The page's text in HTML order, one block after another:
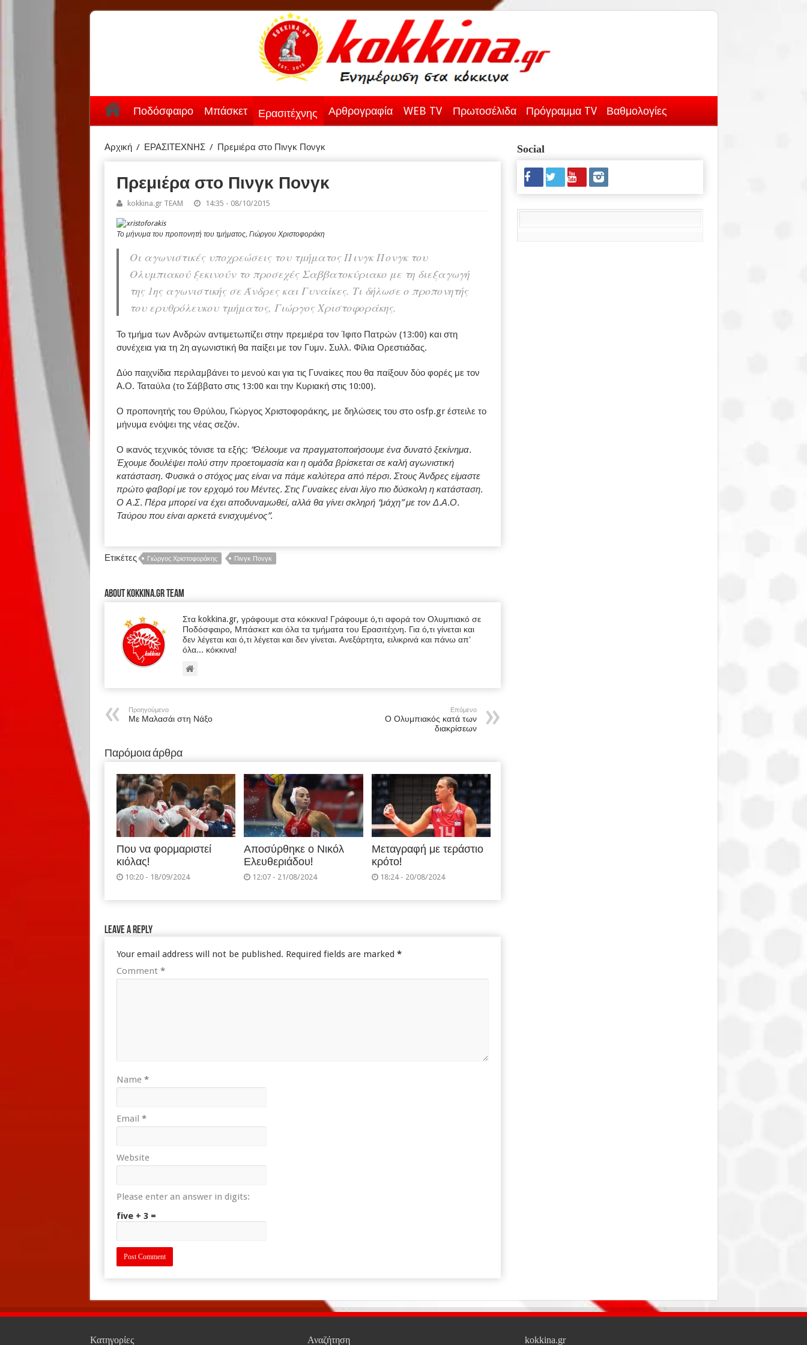
Ποδόσφαιρο Μπάσκετ Ερασιτέχνης Αρθρογραφία WEB TV Πρωτοσέλιδα Πρόγραμμα TV Βαθμολογίες
Αρχική / ΕΡΑΣΙΤΕΧΝΗΣ / Πρεμιέρα στο Πινγκ Πονγκ
Πρεμιέρα στο Πινγκ Πονγκ
kokkina.gr TEAM 14:35 - 08/10/2015
Το μήνυμα του προπονητή του τμήματος, Γιώργου Χριστοφοράκη
Οι αγωνιστικές υποχρεώσεις του τμήματος Πινγκ Πονγκ του
Ολυμπιακού ξεκινούν το προσεχές Σαββατοκύριακο με τη διεξαγωγή
της 1ης αγωνιστικής σε Άνδρες και Γυναίκες. Τι δήλωσε ο προπονητής
του ερυθρόλευκου τμήματος, Γιώργος Χριστοφοράκης.
Το τμήμα των Ανδρών αντιμετωπίζει στην πρεμιέρα τον Ίφιτο Πατρών (13:00) και στη
συνέχεια για τη 2η αγωνιστική θα παίξει με τον Γυμν. Συλλ. Φίλια Ορεστιάδας.
Δύο παιχνίδια περιλαμβάνει το μενού και για τις Γυναίκες που θα παίξουν δύο φορές με τον
Α.Ο. Ταταύλα (το Σάββατο στις 13:00 και την Κυριακή στις 10:00).
Ο προπονητής του Θρύλου, Γιώργος Χριστοφοράκης, με δηλώσεις του στο osfp.gr έστειλε το
μήνυμα ενόψει της νέας σεζόν.
Ο ικανός τεχνικός τόνισε τα εξής: “Θέλουμε να πραγματοποιήσουμε ένα δυνατό ξεκίνημα.
Έχουμε δουλέψει πολύ στην προετοιμασία και η ομάδα βρίσκεται σε καλή αγωνιστική
κατάσταση. Φυσικά ο στόχος μας είναι να πάμε καλύτερα από πέρσι. Στους Άνδρες είμαστε
πρώτο φαβορί με τον ερχομό του Μέντες. Στις Γυναίκες είναι λίγο πιο δύσκολη η κατάσταση.
Ο Α.Σ. Πέρα μπορεί να έχει αποδυναμωθεί, αλλά θα γίνει σκληρή “μάχη” με τον Δ.Α.Ο.
Ταύρου που είναι αρκετά ενισχυμένος”.
Ετικέτες Γιώργος Χριστοφοράκης Πινγκ Πονγκ
About kokkina.gr TEAM
Στα kokkina.gr, γράφουμε στα κόκκινα! Γράφουμε ό,τι αφορά τον Ολυμπιακό σε
Ποδόσφαιρο, Μπάσκετ και όλα τα τμήματα του Ερασιτέχνη. Για ό,τι γίνεται και
δεν λέγεται και ό,τι λέγεται και δεν γίνεται. Ανεξάρτητα, ειλικρινά και πάνω απ'
όλα... κόκκινα!
Προηγούμενο
Με Μαλασάι στη Νάξο
Επόμενο
Ο Ολυμπιακός κατά των
διακρίσεων
Παρόμοια άρθρα
Που να φορμαριστεί
κιόλας!
10:20 - 18/09/2024
Αποσύρθηκε ο Νικόλ
Ελευθεριάδου!
12:07 - 21/08/2024
Μεταγραφή με τεράστιο
κρότο!
18:24 - 20/08/2024
Leave a Reply
Your email address will not be published. Required fields are marked *
Comment *
Name *
Email *
Website
Please enter an answer in digits:
five + 3 =
Social
Κατηγορίες Αναζήτηση kokkina.gr